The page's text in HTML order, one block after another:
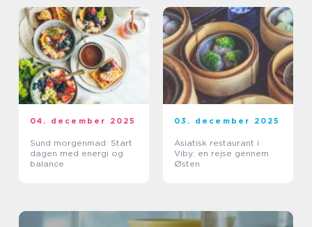
04. december 2025
Sund morgenmad: Start
dagen med energi og
balance
03. december 2025
Asiatisk restaurant i
Viby: en rejse gennem
Østen